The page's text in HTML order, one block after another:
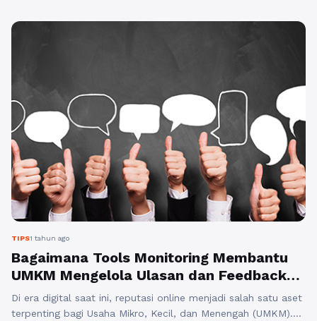
TIPS1 tahun ago
Bagaimana Tools Monitoring Membantu
UMKM Mengelola Ulasan dan Feedback
Konsumen
Di era digital saat ini, reputasi online menjadi salah satu aset
terpenting bagi Usaha Mikro, Kecil, dan Menengah (UMKM).